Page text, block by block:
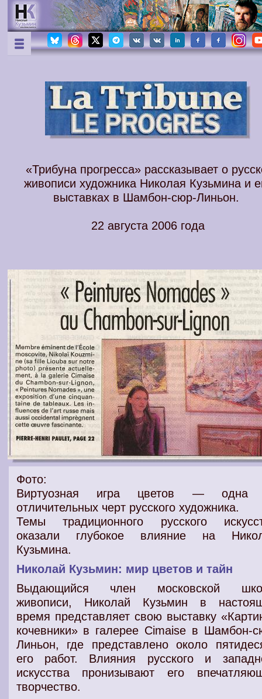
«Трибуна прогресса» рассказывает о
живописи художника Николая Кузьмина и
выставках в Шамбон-сюр-Линьон.
22 августа 2006 года
Фото:
Виртуозная игра цветов — одна
отличительных черт русского художника.
Темы традиционного русского
оказали глубокое влияние на
Кузьмина.
Николай Кузьмин: мир цветов и тайн
Выдающийся член московской
живописи, Николай Кузьмин в
время представляет свою выставку
кочевники» в галерее Cimaise в Шамбон-
Линьон, где представлено около
его работ. Влияния русского и
искусства пронизывают его
творчество.